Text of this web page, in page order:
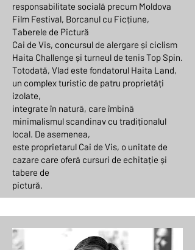
responsabilitate socială precum Moldova
Film Festival, Borcanul cu Ficțiune,
Taberele de Pictură
Cai de Vis, concursul de alergare și ciclism
Haita Challenge și turneul de tenis Top Spin.
Totodată, Vlad este fondatorul Haita Land,
un complex turistic de patru proprietăți
izolate,
integrate în natură, care îmbină
minimalismul scandinav cu tradiționalul
local. De asemenea,
este proprietarul Cai de Vis, o unitate de
cazare care oferă cursuri de echitație și
tabere de
pictură.